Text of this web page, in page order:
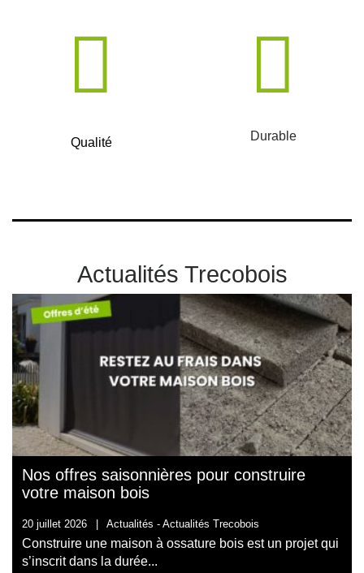
Qualité Durable
Actualités Trecobois
Nos offres saisonnières pour construire
votre maison bois
20 juillet 2026 Actualités - Actualités Trecobois
Construire une maison à ossature bois est un projet qui
s’inscrit dans la durée...